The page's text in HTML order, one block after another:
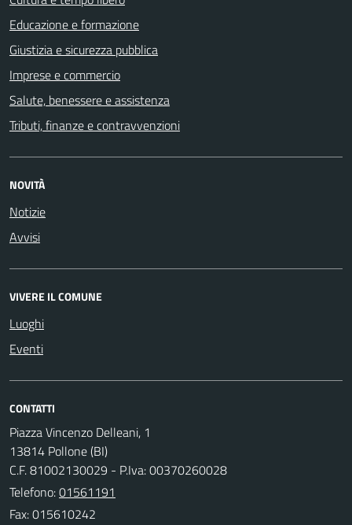
Educazione e formazione
Giustizia e sicurezza pubblica
Imprese e commercio
Salute, benessere e assistenza
Tributi, finanze e contravvenzioni
NOVITÀ
Notizie
Avvisi
VIVERE IL COMUNE
Luoghi
Eventi
CONTATTI
Piazza Vincenzo Delleani, 1
13814 Pollone (BI)
C.F. 81002130029 - P.Iva: 00370260028
Telefono:01561191
Fax: 015610242